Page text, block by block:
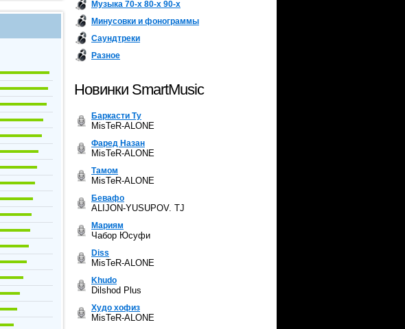
Музыка 70-х 80-х 90-х
Минусовки и фонограммы
Саундтреки
Разное
Новинки SmartMusic
Баркасти Ту
MisTeR-ALONE
Фаред Назан
MisTeR-ALONE
Тамом
MisTeR-ALONE
Бевафо
ALIJON-YUSUPOV. TJ
Мариям
Чабор Юсуфи
Diss
MisTeR-ALONE
Khudo
Dilshod Plus
Худо хофиз
MisTeR-ALONE